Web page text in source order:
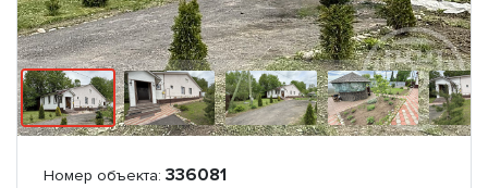
Номер объекта: 336081